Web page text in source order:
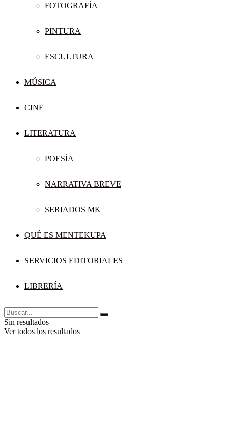
FOTOGRAFÍA
PINTURA
ESCULTURA
MÚSICA
CINE
LITERATURA
POESÍA
NARRATIVA BREVE
SERIADOS MK
QUÉ ES MENTEKUPA
SERVICIOS EDITORIALES
LIBRERÍA
Sin resultados
Ver todos los resultados